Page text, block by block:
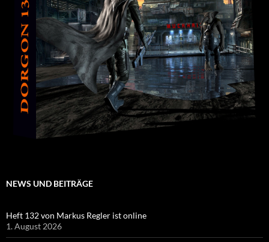
NEWS UND BEITRÄGE
Heft 132 von Markus Regler ist online
1. August 2026